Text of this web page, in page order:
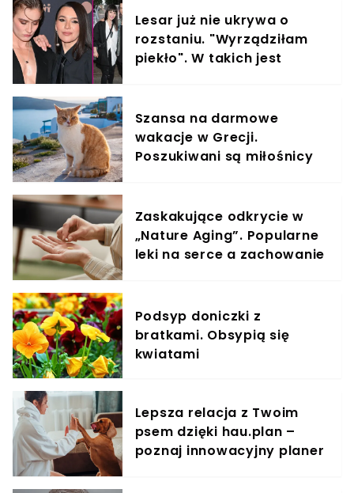
Lesar już nie ukrywa o
rozstaniu. "Wyrządziłam
piekło". W takich jest
Szansa na darmowe
wakacje w Grecji.
Poszukiwani są miłośnicy
Zaskakujące odkrycie w
„Nature Aging”. Popularne
leki na serce a zachowanie
Podsyp doniczki z
bratkami. Obsypią się
kwiatami
Lepsza relacja z Twoim
psem dzięki hau.plan –
poznaj innowacyjny planer